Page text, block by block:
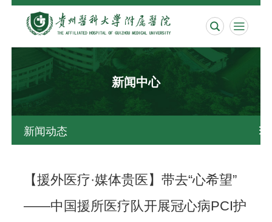
 
新闻中心
新闻动态 
【援外医疗·媒体贵医】带去“心希望”
——中国援所医疗队开展冠心病PCI护